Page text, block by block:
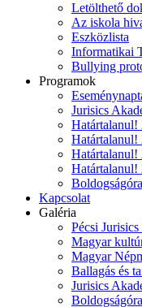
Letölthető
Az iskola
Eszközlista
Informatikai
Bullying
Programok
Jurisics
Határtalanul!
Határtalanul!
Határtalanul!
Határtalanul!
Kapcsolat
Galéria
Pécsi
Magyar
Magyar
Ballagás és
Jurisics